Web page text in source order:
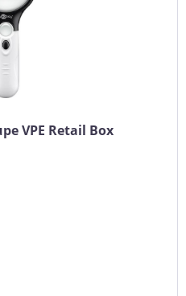
VPE Retail Box